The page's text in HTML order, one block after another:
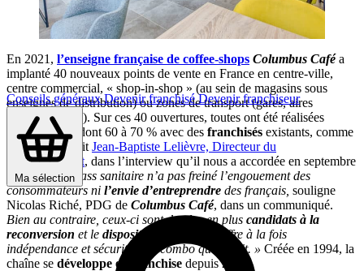
Conseils générauxDevenir franchiséDevenir franchiseur
Ma sélection
En 2021, l’enseigne française de coffee-shops Columbus Caféa
implanté 40 nouveaux points de vente en France en centre-ville,
centre commercial, « shop-in-shop » (au sein de magasins sous
enseignes de distribution) ou zones de transport (gares, aires
d’autoroutes…). Sur ces 40 ouvertures, toutes ont été réalisées
enfranchise , dont 60 à 70 % avec des franchisés existants, comme
nous le précisait Jean-Baptiste Lelièvre, Directeur du
développement, dans l’interview qu’il nous a accordée en septembre
dernier.« Le pass sanitaire n’a pas freiné l’engouement des
consommateurs ni l’envie d’entreprendre des français, souligne
Nicolas Riché, PDG de Columbus Café, dans un communiqué.
Bien au contraire, ceux-ci sont de plus en plus candidats à la
reconversion et le dispositif de franchise
offre à la fois
indépendance et sécurité
; un combo qui séduit. » Créée en 1994, la
chaîne se développe en franchise depuis 2002.